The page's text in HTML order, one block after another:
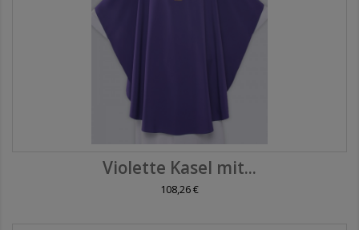
Violette Kasel mit...
108,26 €